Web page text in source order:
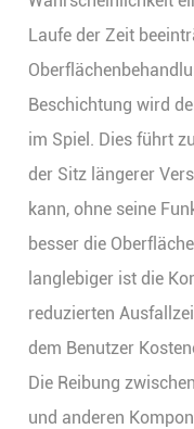
Laufe der Zeit
Beschichtung wird
im Spiel. Dies führt
der Sitz längerer
kann, ohne seine
besser die
langlebiger ist die
reduzierten
dem Benutzer
Die Reibung
und anderen